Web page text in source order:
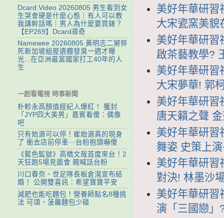
美好年華研習
大宋瓷窯美貌
美好年華研習
啟茶藝教學?
美好年華研習
大宋夢華! 郭
美好年華研習
唐天籟之聲
美好年華研習
舞姿 史策上
美好年華研習
對決! 林墨沙
美好年華研習
演「三國戀」
Dcard.Video 20260805 男生看到女
生哭會硬是什麼心態｜有人可以教
我講幹話嗎｜男人為什麼要買錶？
【EP269】Dcard尋奇
Namewee 20260805 黃明志二舅猝
死新加坡組屋遺體發臭一週才曝
光...在亞洲最富國家打工40年的人
生
一起看電視 時事新聞
朴軫永高顏值經紀人爆紅！ 獲封
「JYP四大美男」嘉賓看傻：偶像
吧
只有始源可以停！崔始源真的現身
了 衝去店前停車⋯台粉抱頭嚇傻
《藍色監獄》高橋文哉首度來台！2
天狂跑5場見面會 親喊話台粉
川口春奈、世足隊長板倉滉宣布結
婚！ 公開雙喜訊：希望寶寶平安
減肥也能吃麵包！營養師點名8種挑
法 可頌、菠蘿麵包少碰